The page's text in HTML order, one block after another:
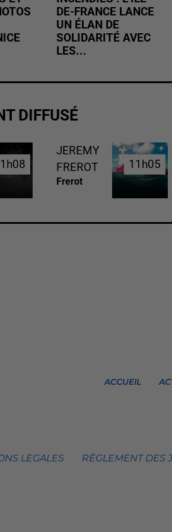
DE-FRANCE LANCE
UN ÉLAN DE
SOLIDARITÉ AVEC
LES...
DIFFUSÉ
JEREMY
FREROT
Frerot
11h05
11h05
ACCUEIL
LEGALES RÈGLEMENT DES